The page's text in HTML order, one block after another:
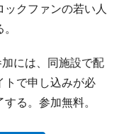
クファンの若い人
には、同施設で配
トで申し込みが必
る。参加無料。